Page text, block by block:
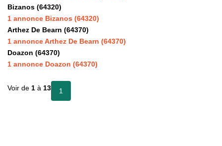
Bizanos (64320)
1 annonce Bizanos (64320)
Arthez De Bearn (64370)
1 annonce Arthez De Bearn (64370)
Doazon (64370)
1 annonce Doazon (64370)
Voir de 1 à 13 1